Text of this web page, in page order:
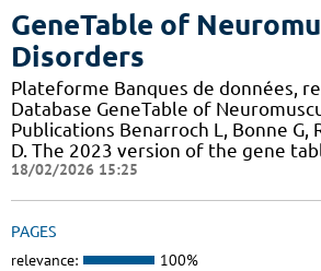
GeneTable of
Disorders
Plateforme Banques de données,
Database GeneTable of
Publications Benarroch L, Bonne G,
D. The 2023 version of the gene
18/02/2026 15:25
PAGES
relevance: 100%